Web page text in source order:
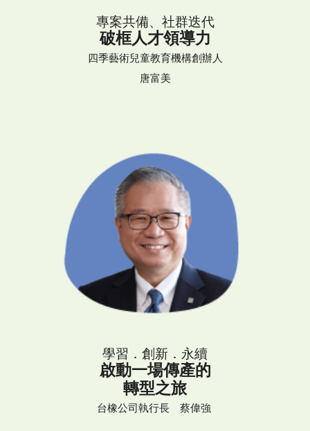
專案共備、社群迭代
破框人才領導力
四季藝術兒童教育機構創辦人
唐富美
學習．創新．永續
啟動一場傳產的
轉型之旅
台橡公司執行長 蔡偉強